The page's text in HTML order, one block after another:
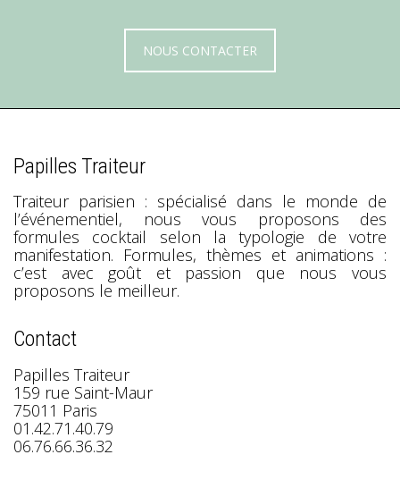
NOUS CONTACTER
Papilles Traiteur
Traiteur parisien : spécialisé dans le monde de
l’événementiel, nous vous proposons des
formules cocktail selon la typologie de votre
manifestation. Formules, thèmes et animations :
c’est avec goût et passion que nous vous
proposons le meilleur.
Contact
Papilles Traiteur
159 rue Saint-Maur
75011 Paris
01.42.71.40.79
06.76.66.36.32